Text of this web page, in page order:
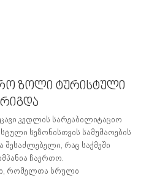
ზოლი ტურისტული
კედლის სარეაბილიტაციო
სეზონისთვის სამუშაოების
შესაძლებელი, რაც საქმეში
ჩაერთო.
რომელთა სრული